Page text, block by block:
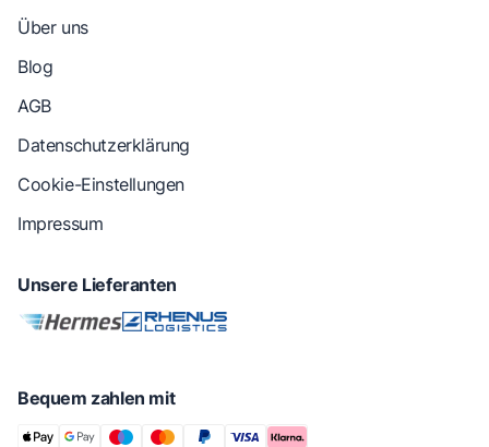
Über uns
Blog
AGB
Datenschutzerklärung
Cookie-Einstellungen
Impressum
Unsere Lieferanten
Bequem zahlen mit